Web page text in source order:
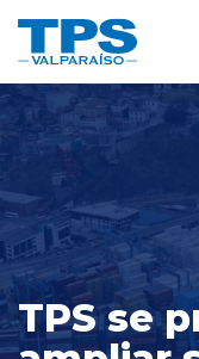
Somos TPS
Nuestra
Servicios y
TPS se